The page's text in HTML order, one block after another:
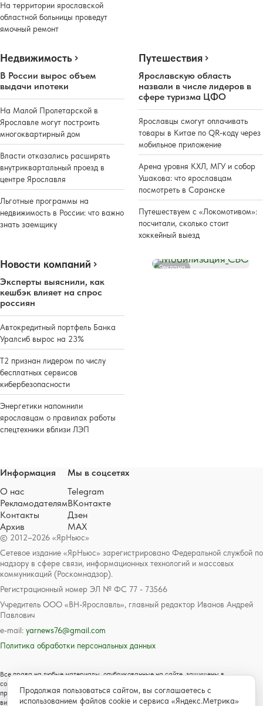
На территории ярославской
областной больницы проведут
ямочный ремонт
Недвижимость
В России вырос объем
выдачи ипотеки
На Малой Пролетарской в
Ярославле могут построить
многоквартирный дом
Власти отказались расширять
внутриквартальный проезд в
центре Ярославля
Льготные программы на
недвижимость в России: что важно
знать заемщику
Путешествия
Ярославскую область
назвали в числе лидеров в
сфере туризма ЦФО
Ярославцы смогут оплачивать
товары в Китае по QR-коду через
мобильное приложение
Арена уровня КХЛ, МГУ и собор
Ушакова: что ярославцам
посмотреть в Саранске
Путешествуем с «Локомотивом»:
посчитали, сколько стоит
хоккейный выезд
Новости компаний
Эксперты выяснили, как
кешбэк влияет на спрос
россиян
Автокредитный портфель Банка
Уралсиб вырос на 23%
Т2 признан лидером по числу
бесплатных сервисов
кибербезопасности
Энергетики напомнили
ярославцам о правилах работы
спецтехники вблизи ЛЭП
Реклама
© 2012–2026 «ЯрНьюс»
Сетевое издание «ЯрНьюс» зарегистрировано Федеральной службой по
надзору в сфере связи, информационных технологий и массовых
коммуникаций (Роскомнадзор).
Регистрационный номер ЭЛ № ФС 77 - 73566
Учредитель ООО «ВН-Ярославль», главный редактор Иванов Андрей
Павлович
e-mail: yarnews76@gmail.com
Политика обработки персональных данных
Все права на любые материалы, опубликованные на сайте, защищены в
соответствии с российским и международным законодательством об авторском
праве и смежных правах. Любое использование текстовых, фото, аудио и
видеоматериалов возможно только с согласия правообладателя с обязательной
Информация
О нас
Рекламодателям
Контакты
Архив
Мы в соцсетях
Telegram
ВКонтакте
Дзен
MAX
Продолжая пользоваться сайтом, вы соглашаетесь с
использованием файлов cookie и сервиса «Яндекс.Метрика»